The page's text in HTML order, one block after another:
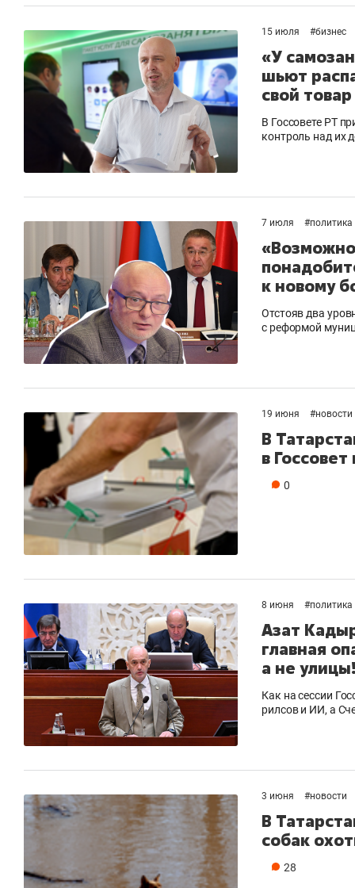
15 июля #бизнес
«У
шьют
свой
В Госсовете РТ
контроль над их
7 июля #политика
к новому
Отстояв два
с реформой
19 июня #новости
В
в
0
8 июня #политика
Азат
главная
а не
Как на сессии
рилсов и ИИ, а
3 июня #новости
В
собак
28
чем интересен Оман?
Рекомендуем
Как ГК «МИР ГРУПП» и ВТБ
создают оазис жилого
комфорта под Казанью
Рекомендуем
150 камер
ID вместо